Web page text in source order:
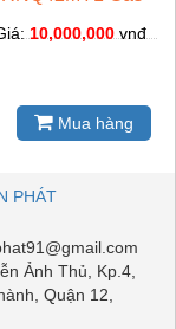
10,000,000 vnđ
Mua hàng
PHÁT
Ảnh Thủ, Kp.4,
Quận 12,